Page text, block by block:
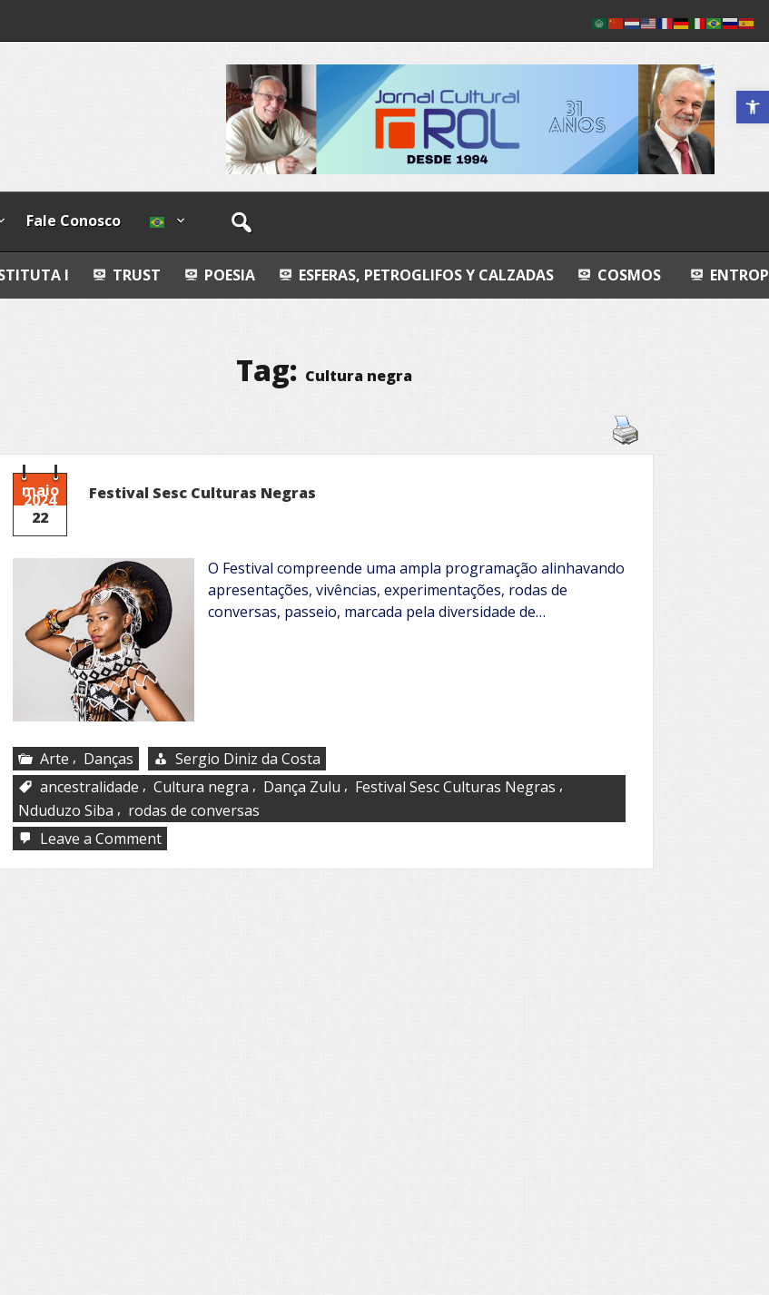
Abrir a
Fale Conosco
TRUST POESIA ESFERAS, PETROGLIFOS Y CALZADAS COSMOS ENTROPIA ÍNTIMA
Tag: Cultura negra
maio
2024
22
Festival Sesc Culturas Negras
O Festival compreende uma ampla programação alinhavando
apresentações, vivências, experimentações, rodas de
conversas, passeio, marcada pela diversidade de…
Arte , Danças
Sergio Diniz da Costa
ancestralidade , Cultura negra , Dança Zulu , Festival Sesc Culturas Negras ,
Nduduzo Siba , rodas de conversas
Leave a Commenton
Festival
Sesc